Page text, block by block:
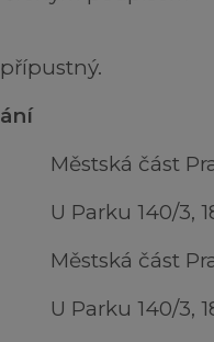
Městská část
U Parku 140/3,
Městská část
U Parku 140/3,